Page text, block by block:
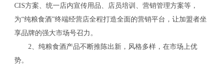
CIS方案、统一店内宣传用品、店员培训、营销管理方案等，
为“纯粮食酒”终端经营店全程打造全面的营销平台，让加盟者坐
享品牌的强大市场号召力。
2、纯粮食酒产品不断推陈出新，风格多样，在市场上优
势。